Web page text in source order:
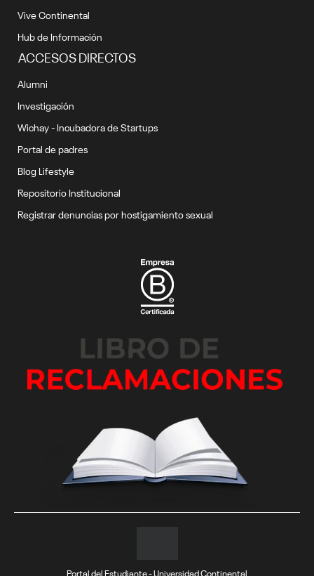
Vive Continental
Hub de Información
ACCESOS DIRECTOS
Alumni
Investigación
Wichay - Incubadora de Startups
Portal de padres
Blog Lifestyle
Repositorio Institucional
Registrar denuncias por hostigamiento sexual
Portal del Estudiante - Universidad Continental